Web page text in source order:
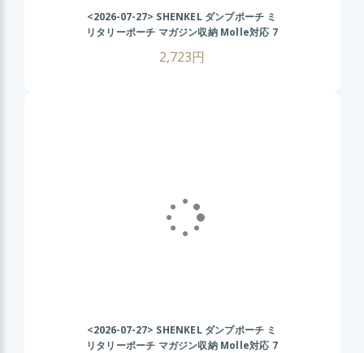
<2026-07-27> SHENKEL ダンプポーチ ミ
リタリーポーチ マガジン収納 Molle対応 7
ーブドラブ
2,723円
<2026-07-27> SHENKEL ダンプポーチ ミ
リタリーポーチ マガジン収納 Molle対応 7